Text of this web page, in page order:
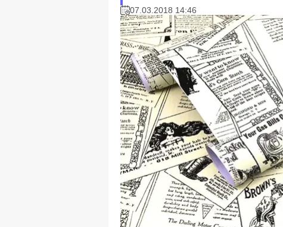
07.03.2018 14:46